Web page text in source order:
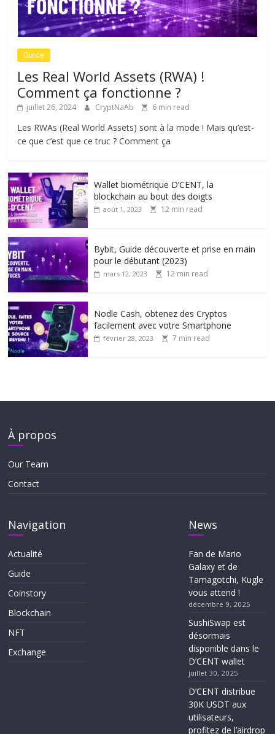
Guide
Les Real World Assets (RWA) !
Comment ça fonctionne ?
juillet 26, 2024 CryptNaAb 6 min read
Les RWAs (Real World Assets) sont à la mode ! Mais qu’est-
ce que c’est que ce truc ? Comment ça
Wallet biométrique D’CENT, la
blockchain au bout des doigts
août 1, 2023 12 min read
Bybit, Guide découverte et prise en main
pour le débutant (2023)
mars 12, 2023 12 min read
Nodle Cash, obtenez des Cryptos
facilement avec votre Smartphone
février 28, 2023 7 min read
À propos
Our Team
Contact
Navigation
Actualité
Guide
Coinstory
Blockchain
NFT
Exchange
News
Fan de Mario
Galaxy et de
Tamagotchi, Kugle
vous attend !
décembre 9, 2025
SushiSwap est
désormais
disponible dans le
D’CENT wallet
juillet 30, 2025
D’CENT distribue
30K USDT aux
utilisateurs,
profitez de l’airdrop